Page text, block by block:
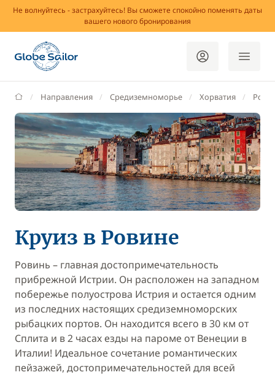
Не волнуйтесь - застрахуйтесь! Вы сможете спокойно поменять даты
вашего нового бронирования
GlobeSailor
Направления Средиземноморье Хорватия
Круиз в Ровине
Ровинь – главная достопримечательность
прибрежной Истрии. Он расположен на западном
побережье полуострова Истрия и остается одним
из последних настоящих средиземноморских
рыбацких портов. Он находится всего в 30 км от
Сплита и в 2 часах езды на пароме от Венеции в
Италии! Идеальное сочетание романтических
пейзажей, достопримечательностей для всей